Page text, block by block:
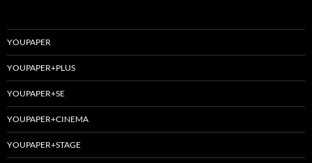
YOUPAPER
YOUPAPER+PLUS
YOUPAPER+SE
YOUPAPER+CINEMA
YOUPAPER+STAGE